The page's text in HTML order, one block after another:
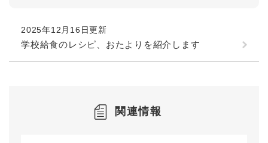
2025年12月16日更新
学校給食のレシピ、おたよりを紹介します
関連情報